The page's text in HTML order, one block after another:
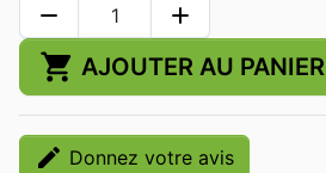
remove add
shopping_cart AJOUTER AU PANIER
edit Donnez votre avis